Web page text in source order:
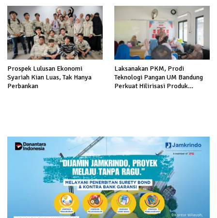
Prospek Lulusan Ekonomi
Syariah Kian Luas, Tak Hanya
Perbankan
Laksanakan PKM, Prodi
Teknologi Pangan UM Bandung
Perkuat Hilirisasi Produk